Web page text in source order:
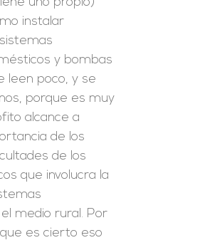
instalar
y bombas
leen poco, y se
porque es muy
alcance a
de los
de los
que involucra la
medio rural. Por
es cierto eso